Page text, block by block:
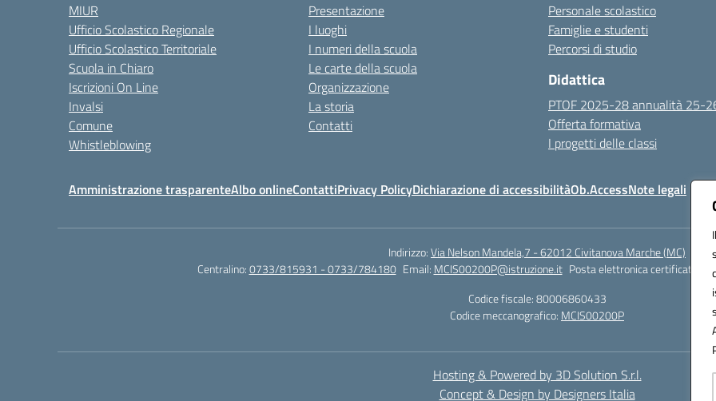
MIUR
Ufficio Scolastico Regionale
Ufficio Scolastico Territoriale
Scuola in Chiaro
Iscrizioni On Line
Invalsi
Comune
Whistleblowing
Presentazione
I luoghi
I numeri della scuola
Le carte della scuola
Organizzazione
La storia
Contatti
Personale scolastico
Famiglie e studenti
Percorsi di studio
Didattica
PTOF 2025-28 annualità 25-
Offerta formativa
I progetti delle classi
Amministrazione trasparenteAlbo onlineContattiPrivacy PolicyDichiarazione di accessibilitàOb.AccessNote legali
Indirizzo:Via Nelson Mandela,7 - 62012 Civitanova Marche (MC)
Centralino:0733/815931 - 0733/784180 Email: MCIS00200P@istruzione.it Posta elettronica certificata
Codice fiscale: 80006860433
Codice meccanografico: MCIS00200P
Hosting & Powered by 3D Solution S.r.l.
Concept & Design by Designers Italia